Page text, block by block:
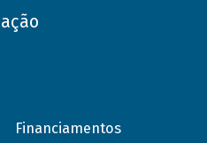
Financiamentos